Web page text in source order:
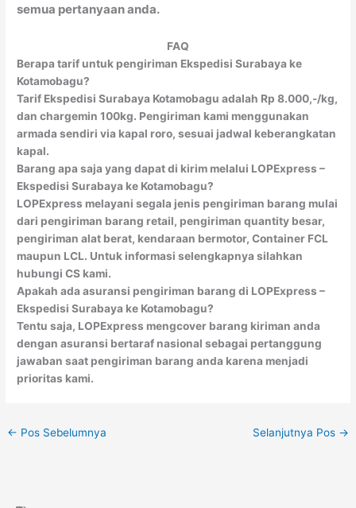
semua pertanyaan anda.
FAQ
Berapa tarif untuk pengiriman Ekspedisi Surabaya ke
Kotamobagu?
Tarif Ekspedisi Surabaya Kotamobagu adalah Rp 8.000,-/kg,
dan chargemin 100kg. Pengiriman kami menggunakan
armada sendiri via kapal roro, sesuai jadwal keberangkatan
kapal.
Barang apa saja yang dapat di kirim melalui LOPExpress –
Ekspedisi Surabaya ke Kotamobagu?
LOPExpress melayani segala jenis pengiriman barang mulai
dari pengiriman barang retail, pengiriman quantity besar,
pengiriman alat berat, kendaraan bermotor, Container FCL
maupun LCL. Untuk informasi selengkapnya silahkan
hubungi CS kami.
Apakah ada asuransi pengiriman barang di LOPExpress –
Ekspedisi Surabaya ke Kotamobagu?
Tentu saja, LOPExpress mengcover barang kiriman anda
dengan asuransi bertaraf nasional sebagai pertanggung
jawaban saat pengiriman barang anda karena menjadi
prioritas kami.
← Pos Sebelumnya Selanjutnya Pos →